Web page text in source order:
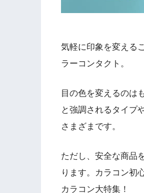
気軽に印象を変える
ラーコンタクト。
目の色を変えるのは
と強調されるタイプ
さまざまです。
ただし、安全な商品
ります。カラコン初
カラコン大特集！